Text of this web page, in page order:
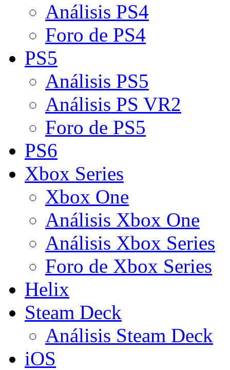
Análisis PS4
Foro de PS4
PS5
Análisis PS5
Análisis PS VR2
Foro de PS5
PS6
Xbox Series
Xbox One
Análisis Xbox One
Análisis Xbox Series
Foro de Xbox Series
Helix
Steam Deck
Análisis Steam Deck
iOS